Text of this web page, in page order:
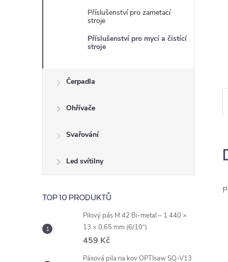
l
Příslušenství pro zametací
stroje
Příslušenství pro mycí a čistící
stroje
Čerpadla
Ohřívače
Svařování
Led svítilny
TOP 10 PRODUKTŮ
Pilový pás M 42 Bi-metal – 1 440 ×
13 × 0,65 mm (6/10“)
459 Kč
Pásová pila na kov OPTIsaw SQ-V13